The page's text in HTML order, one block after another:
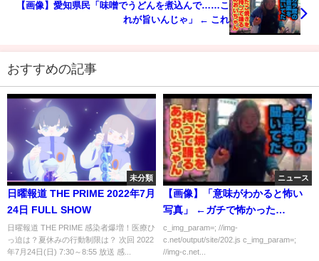
【画像】愛知県民「味噌でうどんを煮込んで……こ
れが旨いんじゃ」 ← これ
おすすめの記事
未分類
日曜報道 THE PRIME 2022年7月
24日 FULL SHOW
日曜報道 THE PRIME 感染者爆増！医療ひ
っ迫は？夏休みの行動制限は？ 次回 2022
年7月24日(日) 7:30～8:55 放送 感...
ニュース
【画像】「意味がわかると怖い
写真」 ←ガチで怖かった…
c_img_param=; //img-
c.net/output/site/202.js c_img_param=;
//img-c.net...